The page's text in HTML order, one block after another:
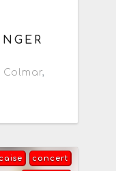
Colmar,
concert